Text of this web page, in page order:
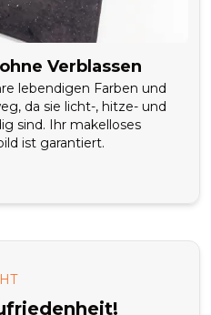
Verblassen
lebendigen Farben und
da sie licht-, hitze- und
sind. Ihr makelloses
ist garantiert.